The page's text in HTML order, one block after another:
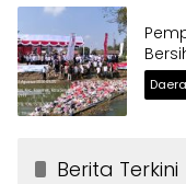
Berita Terkini